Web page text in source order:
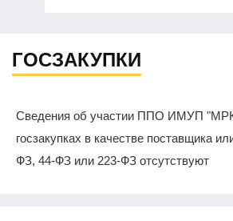
ГОСЗАКУПКИ
Сведения об участии ППО ИМУП
госзакупках в качестве поставщика
ФЗ, 44-ФЗ или 223-ФЗ отсутствуют